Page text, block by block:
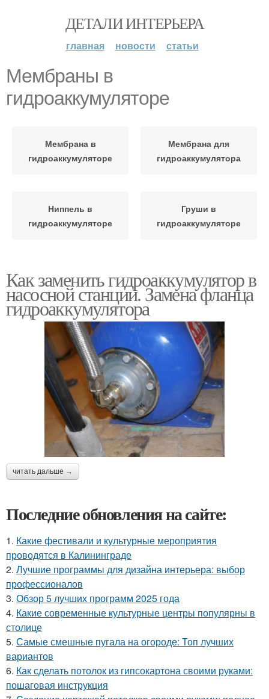
ДЕТАЛИ ИНТЕРЬЕРА
главная новости статьи
Мембраны в
гидроаккумуляторе
Мембрана в
гидроаккумуляторе
Мембрана для
гидроаккумулятора
Ниппель в
гидроаккумуляторе
Груши в
гидроаккумуляторе
Как заменить гидроаккумулятор в
насосной станции. Замена фланца
гидроаккумулятора
читать дальше →
Последние обновления на сайте:
1. Какие фестивали и культурные мероприятия
проводятся в Калининграде
2. Лучшие программы для дизайна интерьера: выбор
профессионалов
3. Обзор 5 лучших программ 2025 года
4. Какие современные культурные центры популярны в
столице
5. Самые смешные пугала на огороде: Топ лучших
вариантов
6. Как сделать потолок из гипсокартона своими руками:
пошаговая инструкция